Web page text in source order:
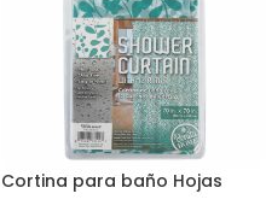
Cortina para baño Hojas